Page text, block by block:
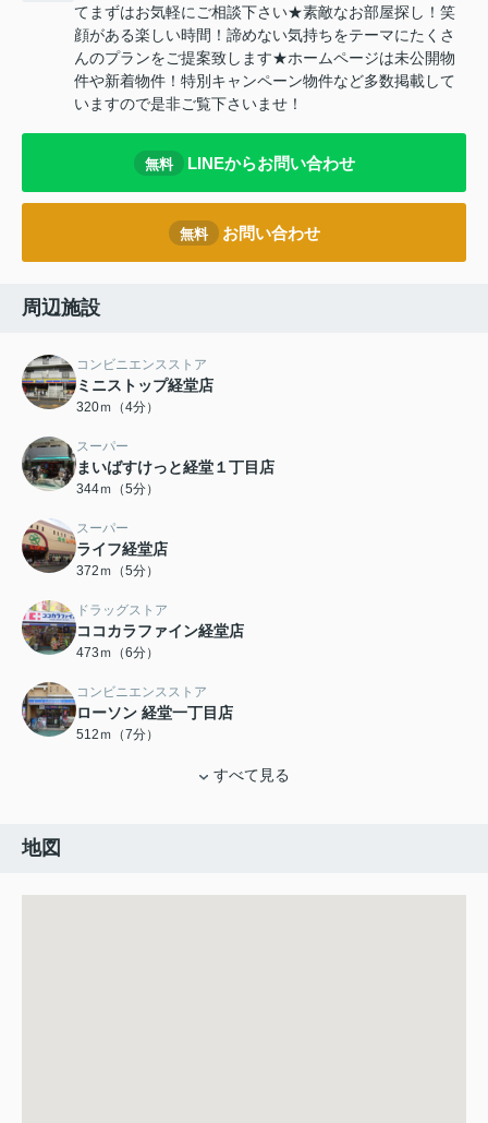
てまずはお気軽にご相談下さい★素敵なお部屋探し！笑
顔がある楽しい時間！諦めない気持ちをテーマにたくさ
んのプランをご提案致します★ホームページは未公開物
件や新着物件！特別キャンペーン物件など多数掲載して
いますので是非ご覧下さいませ！
無料 LINEからお問い合わせ
無料 お問い合わせ
周辺施設
コンビニエンスストア
ミニストップ経堂店
320ｍ（4分）
スーパー
まいばすけっと経堂１丁目店
344ｍ（5分）
スーパー
ライフ経堂店
372ｍ（5分）
ドラッグストア
ココカラファイン経堂店
473ｍ（6分）
コンビニエンスストア
ローソン 経堂一丁目店
512ｍ（7分）
すべて見る
地図